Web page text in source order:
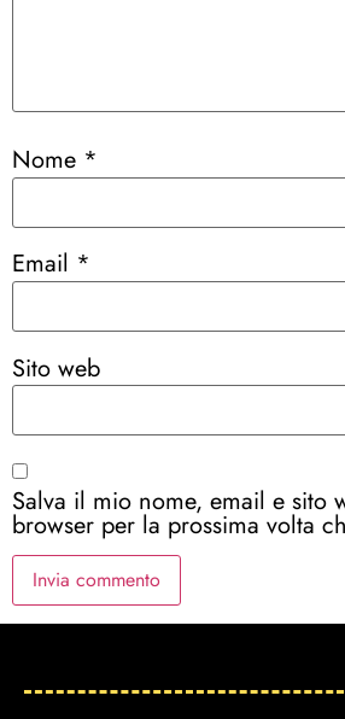
Nome *
Email *
Sito web
Salva il mio nome, email e sito
browser per la prossima volta